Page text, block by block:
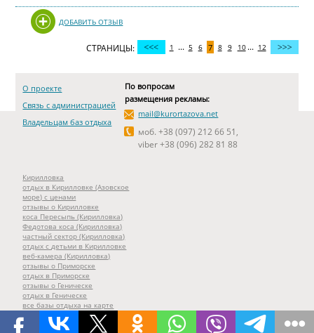
ДОБАВИТЬ ОТЗЫВ
СТРАНИЦЫ: 1 ... 5 6 7 8 9 10 ... 12
О проекте
Связь с администрацией
Владельцам баз отдыха
По вопросам
размещения рекламы:
mail@kurortazova.net
моб. +38 (097) 212 66 51,
viber +38 (096) 282 81 88
Кирилловка
отдых в Кирилловке (Азовское
море) с ценами
отзывы о Кирилловке
коса Пересыпь (Кирилловка)
Федотова коса (Кирилловка)
частный сектор (Кирилловка)
отдых с детьми в Кирилловке
веб-камера (Кирилловка)
отзывы о Приморске
отдых в Приморске
отзывы о Геническе
отдых в Геническе
все базы отдыха на карте
все веб-камеры курортов Азова